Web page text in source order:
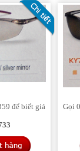
để biết giá Gọi